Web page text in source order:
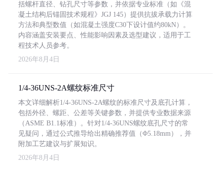
括螺杆直径、钻孔尺寸等参数，并依据专业标准（如《混
凝土结构后锚固技术规程》JGJ 145）提供抗拔承载力计算
方法和典型数值（如混凝土强度C30下设计值约80kN）。
内容涵盖安装要点、性能影响因素及选型建议，适用于工
程技术人员参考。
2026年8月4日
1/4-36UNS-2A螺纹标准尺寸
本文详细解析1/4-36UNS-2A螺纹的标准尺寸及底孔计算，
包括外径、螺距、公差等关键参数，并提供专业数据来源
（ASME B1.1标准）。针对1/4-36UNS螺纹底孔尺寸的常
见疑问，通过公式推导给出精确推荐值（Φ5.18mm），并
附加工艺建议与扩展知识。
2026年8月4日